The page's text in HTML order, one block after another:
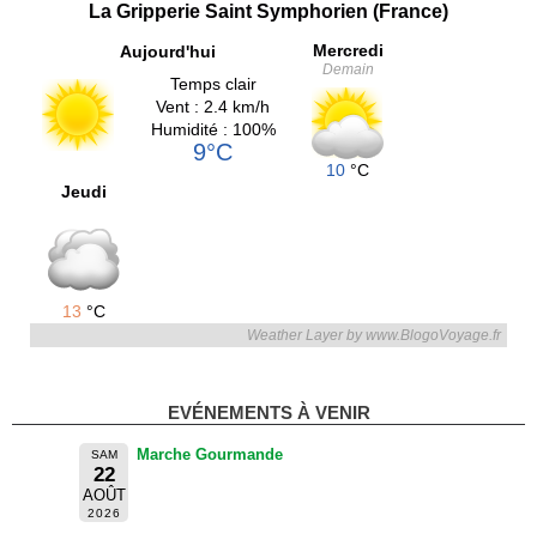
La Gripperie Saint Symphorien (France)
Aujourd'hui
Temps clair
Vent : 2.4 km/h
Humidité : 100%
9°C
Mercredi
Demain
10 °C
Jeudi
13 °C
Weather Layer by www.BlogoVoyage.fr
EVÉNEMENTS À VENIR
SAM
22
AOÛT
2026
Marche Gourmande